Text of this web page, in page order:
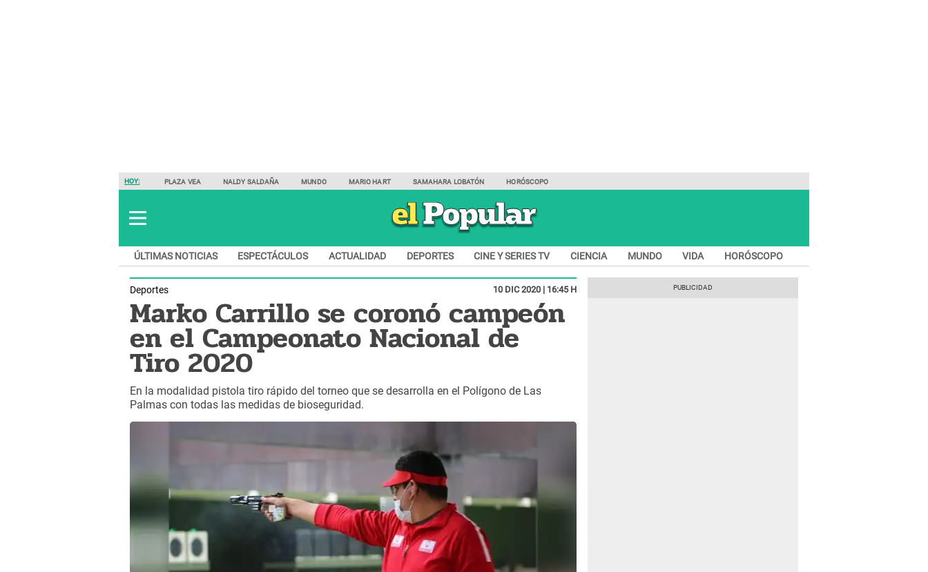
HOY: PLAZA VEA NALDY SALDAÑA MUNDO MARIO HART SAMAHARA LOBATÓN HORÓSCOPO
ÚLTIMAS NOTICIAS ESPECTÁCULOS ACTUALIDAD DEPORTES CINE Y SERIES TV CIENCIA MUNDO VIDA HORÓSCOPO
Deportes 10 DIC 2020 | 16:45 H
Marko Carrillo se coronó campeón
en el Campeonato Nacional de
Tiro 2020
En la modalidad pistola tiro rápido del torneo que se desarrolla en el Polígono de Las
Palmas con todas las medidas de bioseguridad.